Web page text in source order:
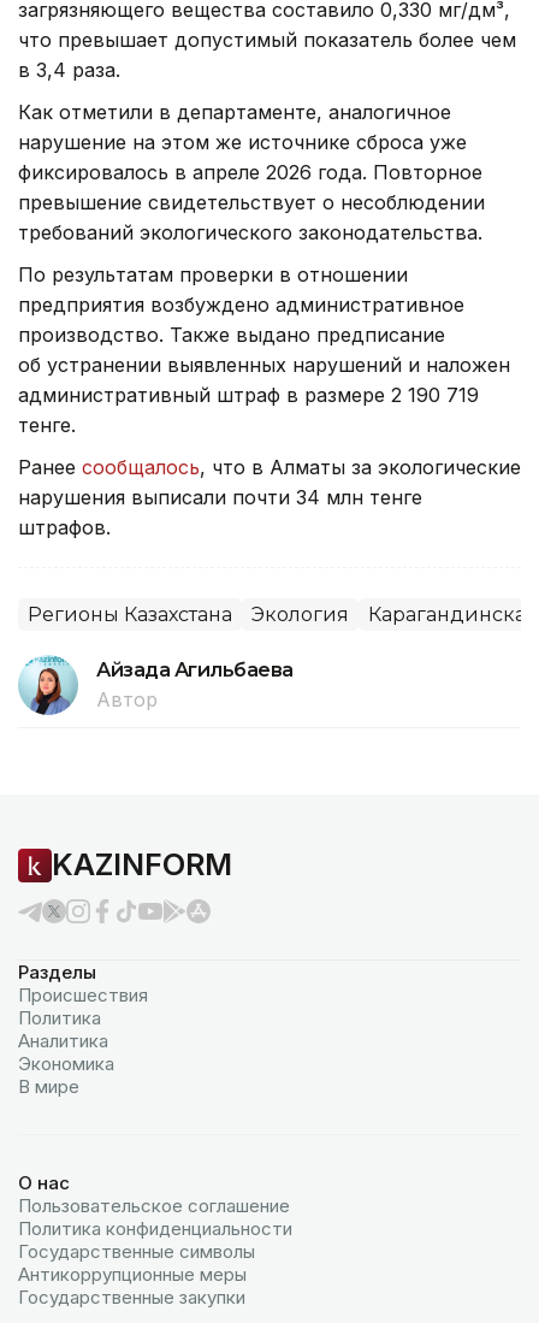
загрязняющего вещества составило 0,330 мг/дм³,
что превышает допустимый показатель более чем
в 3,4 раза.
Как отметили в департаменте, аналогичное
нарушение на этом же источнике сброса уже
фиксировалось в апреле 2026 года. Повторное
превышение свидетельствует о несоблюдении
требований экологического законодательства.
По результатам проверки в отношении
предприятия возбуждено административное
производство. Также выдано предписание
об устранении выявленных нарушений и наложен
административный штраф в размере 2 190 719
тенге.
Ранее сообщалось, что в Алматы за экологические
нарушения выписали почти 34 млн тенге
штрафов.
Регионы Казахстана Экология Карагандинская
Айзада Агильбаева
Автор
KAZINFORM
Разделы
Происшествия
Политика
Аналитика
Экономика
В мире
О нас
Пользовательское соглашение
Политика конфиденциальности
Государственные символы
Антикоррупционные меры
Государственные закупки